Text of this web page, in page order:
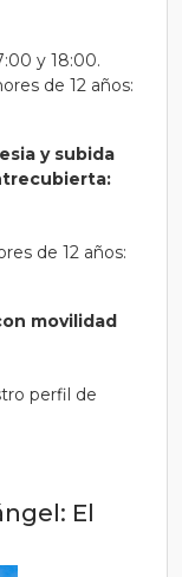
y 18:00.
de 12 años:
y subida
de 12 años:
movilidad
perfil de
El